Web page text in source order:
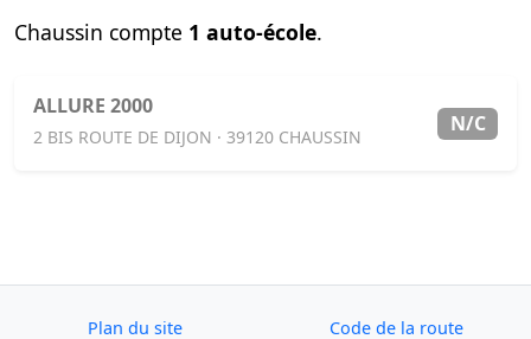
Chaussin compte 1 auto-école.
ALLURE 2000
2 BIS ROUTE DE DIJON · 39120 CHAUSSIN
N/C
Plan du site Code de la route